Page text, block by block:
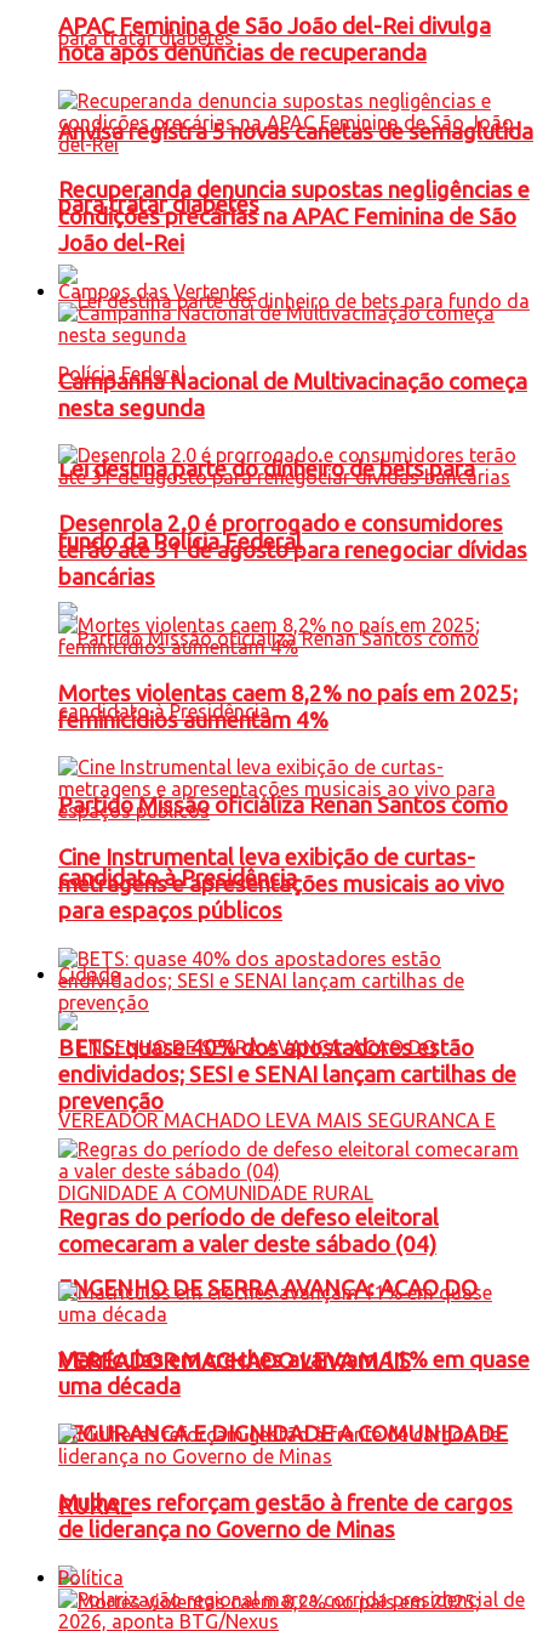
Anvisa registra 5 novas canetas de semaglutida
para tratar diabetes
Lei destina parte do dinheiro de bets para
fundo da Polícia Federal
Partido Missão oficializa Renan Santos como
candidato à Presidência
Cidade
ENGENHO DE SERRA AVANÇA: ACAO DO
VEREADOR MACHADO LEVA MAIS
SEGURANCA E DIGNIDADE A COMUNIDADE
RURAL
APAC Feminina de São João del-Rei divulga
nota após denúncias de recuperanda
Recuperanda denuncia supostas negligências e
condições precárias na APAC Feminina de São
João del-Rei
Campos das Vertentes
Campanha Nacional de Multivacinação começa
nesta segunda
Desenrola 2.0 é prorrogado e consumidores
terão até 31 de agosto para renegociar dívidas
bancárias
Mortes violentas caem 8,2% no país em 2025;
feminicídios aumentam 4%
Cine Instrumental leva exibição de curtas-
metragens e apresentações musicais ao vivo
para espaços públicos
BETS: quase 40% dos apostadores estão
endividados; SESI e SENAI lançam cartilhas de
prevenção
Regras do período de defeso eleitoral
comecaram a valer deste sábado (04)
Matrículas em creches avançam 11% em quase
uma década
Mulheres reforçam gestão à frente de cargos
de liderança no Governo de Minas
Política